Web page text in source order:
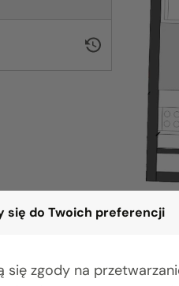
się do Twoich preferencji
się zgody na